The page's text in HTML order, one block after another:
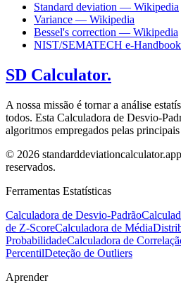
Standard deviation — Wikipedia
Variance — Wikipedia
Bessel's correction — Wikipedia
NIST/SEMATECH e-
SD Calculator.
A nossa missão é tornar a análise
todos. Esta Calculadora de Desvio-
algoritmos empregados pelas
© 2026
reservados.
Ferramentas Estatísticas
Calculadora de Desvio-Padrão
de Z-ScoreCalculadora de Média
ProbabilidadeCalculadora de
PercentilDeteção de Outliers
Aprender